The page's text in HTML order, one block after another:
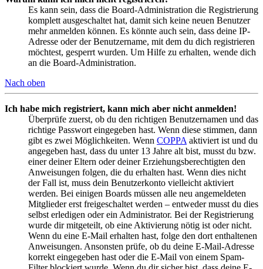
Es kann sein, dass die Board-Administration die Registrierung
komplett ausgeschaltet hat, damit sich keine neuen Benutzer
mehr anmelden können. Es könnte auch sein, dass deine IP-
Adresse oder der Benutzername, mit dem du dich registrieren
möchtest, gesperrt wurden. Um Hilfe zu erhalten, wende dich
an die Board-Administration.
Nach oben
Ich habe mich registriert, kann mich aber nicht anmelden!
Überprüfe zuerst, ob du den richtigen Benutzernamen und das
richtige Passwort eingegeben hast. Wenn diese stimmen, dann
gibt es zwei Möglichkeiten. Wenn COPPA aktiviert ist und du
angegeben hast, dass du unter 13 Jahre alt bist, musst du bzw.
einer deiner Eltern oder deiner Erziehungsberechtigten den
Anweisungen folgen, die du erhalten hast. Wenn dies nicht
der Fall ist, muss dein Benutzerkonto vielleicht aktiviert
werden. Bei einigen Boards müssen alle neu angemeldeten
Mitglieder erst freigeschaltet werden – entweder musst du dies
selbst erledigen oder ein Administrator. Bei der Registrierung
wurde dir mitgeteilt, ob eine Aktivierung nötig ist oder nicht.
Wenn du eine E-Mail erhalten hast, folge den dort enthaltenen
Anweisungen. Ansonsten prüfe, ob du deine E-Mail-Adresse
korrekt eingegeben hast oder die E-Mail von einem Spam-